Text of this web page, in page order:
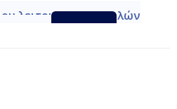
λειτουργειας σχολών